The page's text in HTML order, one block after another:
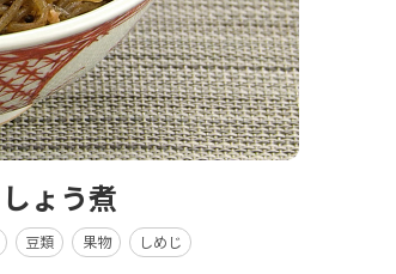
ょう煮
豆類 果物 しめじ